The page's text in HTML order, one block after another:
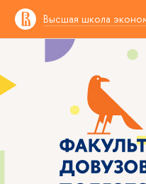
Высшая школа